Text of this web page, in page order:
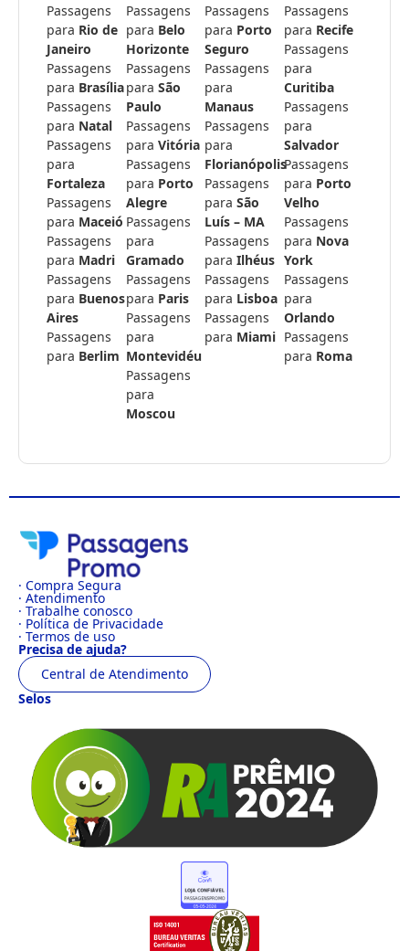
Passagens
para Rio de
Janeiro
Passagens
para Brasília
Passagens
para Natal
Passagens
para
Fortaleza
Passagens
para Maceió
Passagens
para Madri
Passagens
para Buenos
Aires
Passagens
para Berlim
Passagens
para Belo
Horizonte
Passagens
para São
Paulo
Passagens
para Vitória
Passagens
para Porto
Alegre
Passagens
para
Gramado
Passagens
para Paris
Passagens
para
Montevidéu
Passagens
para
Moscou
Passagens
para Porto
Seguro
Passagens
para
Manaus
Passagens
para
Florianópolis
Passagens
para São
Luís – MA
Passagens
para Ilhéus
Passagens
para Lisboa
Passagens
para Miami
Passagens
para Recife
Passagens
para
Curitiba
Passagens
para
Salvador
Passagens
para Porto
Velho
Passagens
para Nova
York
Passagens
para
Orlando
Passagens
para Roma
· Compra Segura
· Atendimento
· Trabalhe conosco
· Política de Privacidade
· Termos de uso
Precisa de ajuda?
Central de Atendimento
Selos